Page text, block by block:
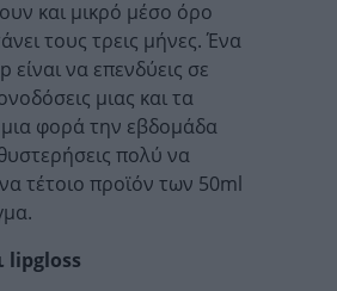
και μικρό μέσο όρο
τους τρεις μήνες. Ένα
να επενδύεις σε
μιας και τα
μια φορά την εβδομάδα
πολύ να
τέτοιο προϊόν των 50ml
lipgloss